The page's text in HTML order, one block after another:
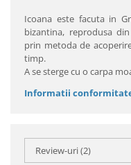
Icoana este facuta in
bizantina, reprodusa
prin metoda de
timp.
A se sterge cu o carpa
Informatii
Review-uri(2)